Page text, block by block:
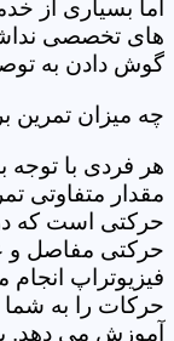
اما بسیاری از
های تخصصی
گوش دادن به
چه میزان تمرین
هر فردی با
مقدار متفاوتی
حرکتی است که
حرکتی مفاصل و
فیزیوتراپ
حرکات را به شما
آموزش می دهد.